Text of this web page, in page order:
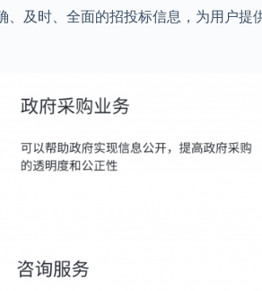
及时、全面的招投标信息，为用户提